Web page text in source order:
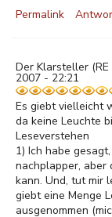
Permalink
Der Klarsteller
2007 - 22:21
Es giebt vielleicht
da keine Leuchte
Leseverstehen
1) Ich habe
nachplapper, aber
kann. Und, tut mir
giebt eine Menge
ausgenommen